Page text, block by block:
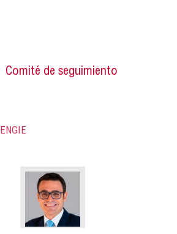
Comité de seguimiento
ENGIE